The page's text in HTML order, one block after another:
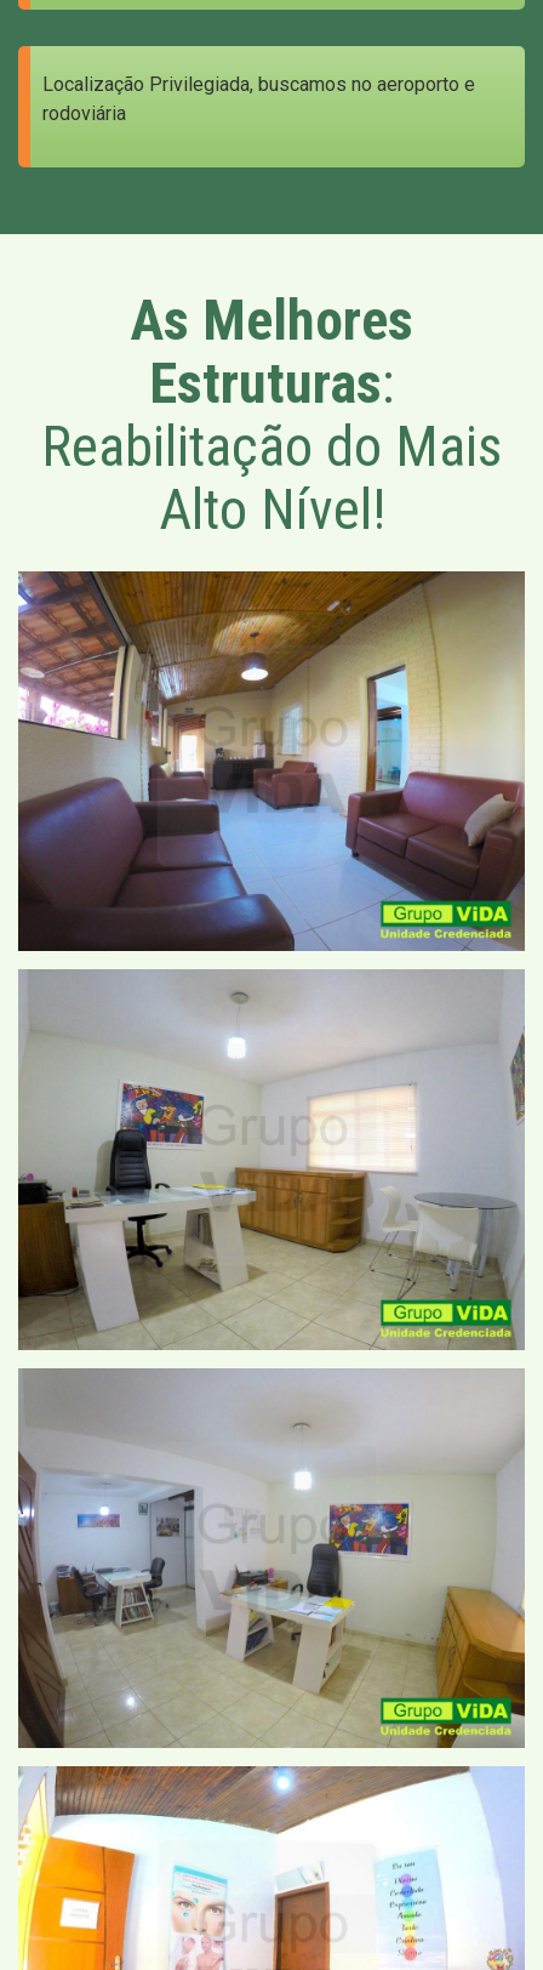
Localização Privilegiada, buscamos no aeroporto e
rodoviária
As Melhores
Estruturas:
Reabilitação do Mais
Alto Nível!